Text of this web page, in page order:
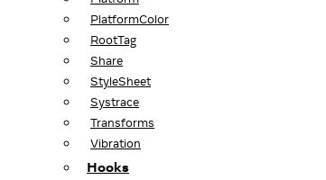
PlatformColor
RootTag
Share
StyleSheet
Systrace
Transforms
Vibration
Hooks